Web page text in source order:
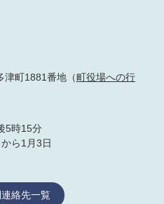
津町1881番地（町役場への行
5時15分
ら1月3日
絡先一覧